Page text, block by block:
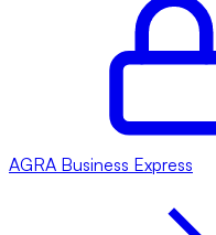
AGRA Business Express